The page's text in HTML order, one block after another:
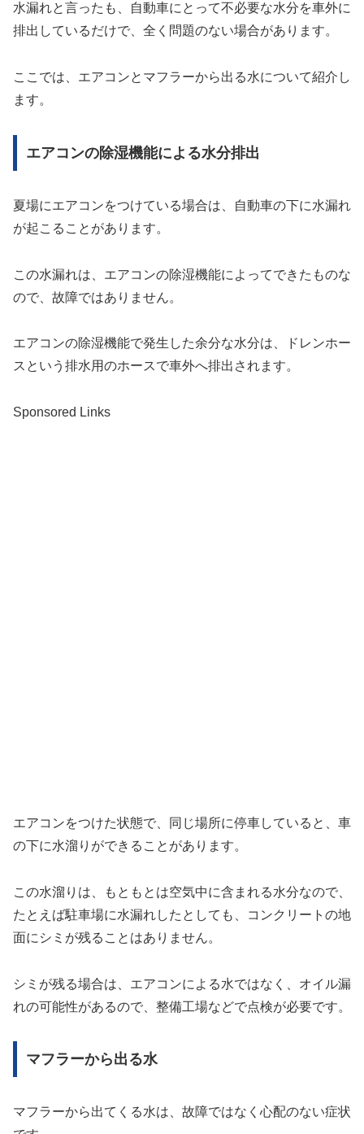
水漏れと言ったも、自動車にとって不必要な水分を車外に
排出しているだけで、全く問題のない場合があります。
ここでは、エアコンとマフラーから出る水について紹介し
ます。
エアコンの除湿機能による水分排出
夏場にエアコンをつけている場合は、自動車の下に水漏れ
が起こることがあります。
この水漏れは、エアコンの除湿機能によってできたものな
ので、故障ではありません。
エアコンの除湿機能で発生した余分な水分は、ドレンホー
スという排水用のホースで車外へ排出されます。
Sponsored Links
エアコンをつけた状態で、同じ場所に停車していると、車
の下に水溜りができることがあります。
この水溜りは、もともとは空気中に含まれる水分なので、
たとえば駐車場に水漏れしたとしても、コンクリートの地
面にシミが残ることはありません。
シミが残る場合は、エアコンによる水ではなく、オイル漏
れの可能性があるので、整備工場などで点検が必要です。
マフラーから出る水
マフラーから出てくる水は、故障ではなく心配のない症状